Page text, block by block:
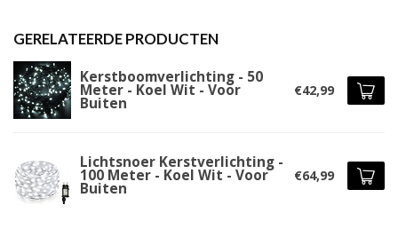
GERELATEERDE PRODUCTEN
Kerstboomverlichting - 50
Meter - Koel Wit - Voor
Buiten
€42,99
Lichtsnoer Kerstverlichting -
100 Meter - Koel Wit - Voor
Buiten
€64,99